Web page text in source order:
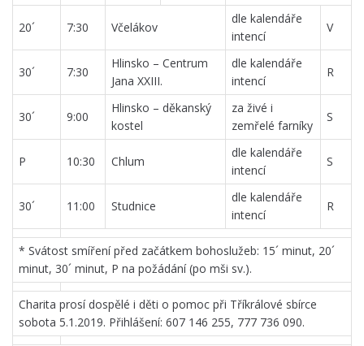
20´ 7:30 Včelákov
dle kalendáře
intencí
V
30´ 7:30
Hlinsko – Centrum
Jana XXIII.
dle kalendáře
intencí
R
30´ 9:00
Hlinsko – děkanský
kostel
za živé i
zemřelé farníky
S
P 10:30 Chlum
dle kalendáře
intencí
S
30´ 11:00 Studnice
dle kalendáře
intencí
R
* Svátost smíření před začátkem bohoslužeb: 15´ minut, 20´
minut, 30´ minut, P na požádání (po mši sv.).
Charita prosí dospělé i děti o pomoc při Tříkrálové sbírce
sobota 5.1.2019. Přihlášení: 607 146 255, 777 736 090.